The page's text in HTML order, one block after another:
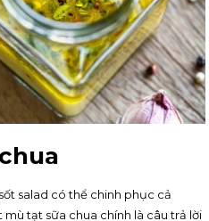
salad có thể chinh phục cả
tạt sữa chua chính là câu trả lời